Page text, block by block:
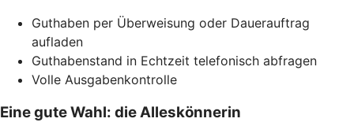
Guthaben per Überweisung oder Dauerauftrag
aufladen
Guthabenstand in Echtzeit telefonisch abfragen
Volle Ausgabenkontrolle
Eine gute Wahl: die Alleskönnerin